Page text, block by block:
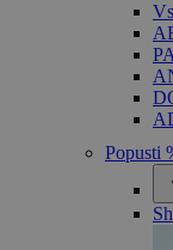
Popusti